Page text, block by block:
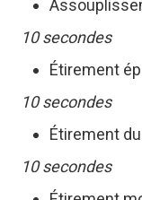
10 secondes
Étirement
10 secondes
Étirement
10 secondes